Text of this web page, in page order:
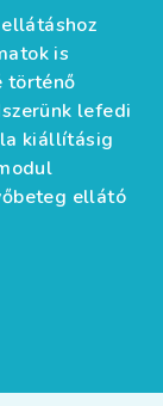
is
történő
lefedi
kiállításig
ellátó